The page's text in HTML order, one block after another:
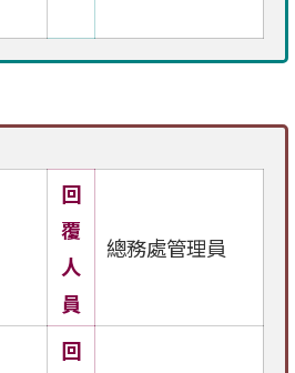
回
覆
人
員
總務處管理員
回